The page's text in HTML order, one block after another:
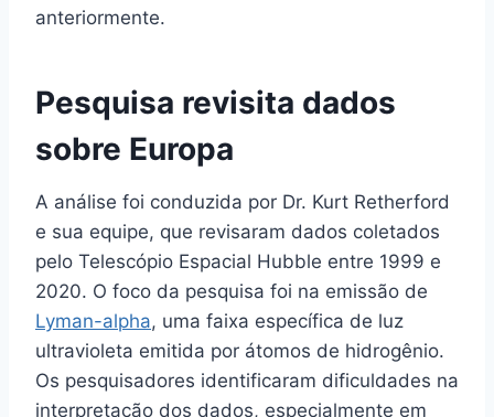
anteriormente.
Pesquisa revisita dados
sobre Europa
A análise foi conduzida por Dr. Kurt Retherford
e sua equipe, que revisaram dados coletados
pelo Telescópio Espacial Hubble entre 1999 e
2020. O foco da pesquisa foi na emissão de
Lyman-alpha, uma faixa específica de luz
ultravioleta emitida por átomos de hidrogênio.
Os pesquisadores identificaram dificuldades na
interpretação dos dados, especialmente em